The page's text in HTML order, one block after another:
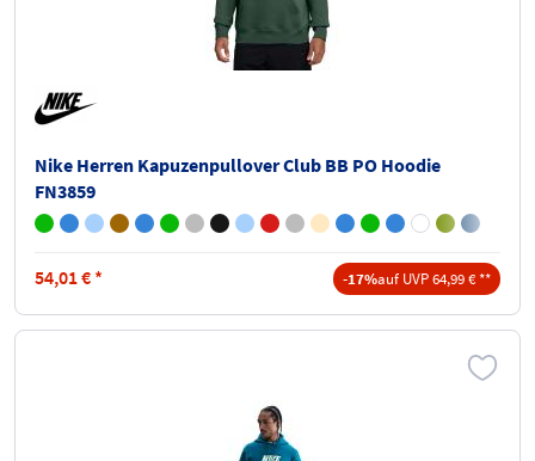
Nike Herren Kapuzenpullover Club BB PO Hoodie
FN3859
54,01€ * -17%auf UVP 64,99 € **